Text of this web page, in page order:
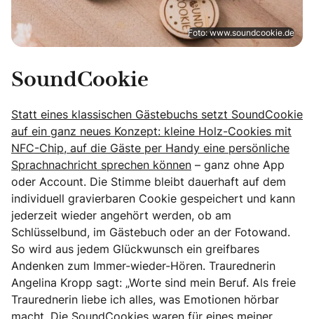
Foto: www.soundcookie.de
SoundCookie
Statt eines klassischen Gästebuchs setzt SoundCookie
auf ein ganz neues Konzept: kleine Holz-Cookies mit
NFC-Chip, auf die Gäste per Handy eine persönliche
Sprachnachricht sprechen können – ganz ohne App
oder Account. Die Stimme bleibt dauerhaft auf dem
individuell gravierbaren Cookie gespeichert und kann
jederzeit wieder angehört werden, ob am
Schlüsselbund, im Gästebuch oder an der Fotowand.
So wird aus jedem Glückwunsch ein greifbares
Andenken zum Immer-wieder-Hören. Traurednerin
Angelina Kropp sagt: „Worte sind mein Beruf. Als freie
Traurednerin liebe ich alles, was Emotionen hörbar